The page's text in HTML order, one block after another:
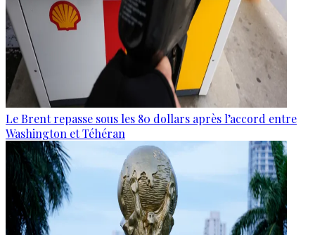
Le Brent repasse sous les 80 dollars après l’accord entre
Washington et Téhéran